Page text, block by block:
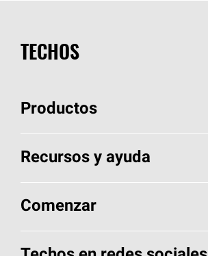
TECHOS
Productos
Elija sus tejas
Encuentre un contratista
Recursos y ayuda
Aspectos básicos sobre techos
Herramientas de diseño y color
Comenzar
Llame al 1-800-GET-PINK®